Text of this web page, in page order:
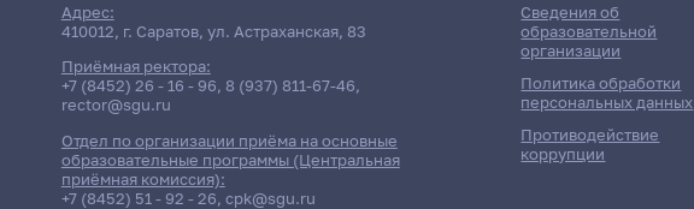
Адрес:
410012, г. Саратов, ул. Астраханская, 83
Приёмная ректора:
+7 (8452) 26 - 16 - 96, 8 (937) 811-67-46,
rector@sgu.ru
Отдел по организации приёма на основные
образовательные программы (Центральная
приёмная комиссия):
+7 (8452) 51 - 92 - 26, cpk@sgu.ru
Сведения об
образовательной
организации
Политика обработки
персональных данных
Противодействие
коррупции